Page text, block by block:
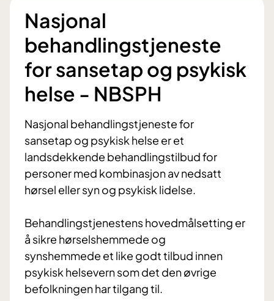
Nasjonal
behandlingstjeneste
for sansetap og psykisk
helse - NBSPH
Nasjonal behandlingstjeneste for
sansetap og psykisk helse er et
landsdekkende behandlingstilbud for
personer med kombinasjon av nedsatt
hørsel eller syn og psykisk lidelse.
Behandlingstjenestens hovedmålsetting er
å sikre hørselshemmede og
synshemmede et like godt tilbud innen
psykisk helsevern som det den øvrige
befolkningen har tilgang til.